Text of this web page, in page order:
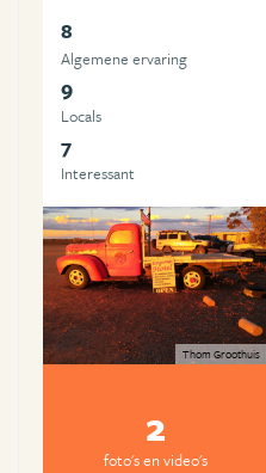
8
Algemene ervaring
9
Locals
7
Interessant
Thom Groothuis
2
foto's en video's